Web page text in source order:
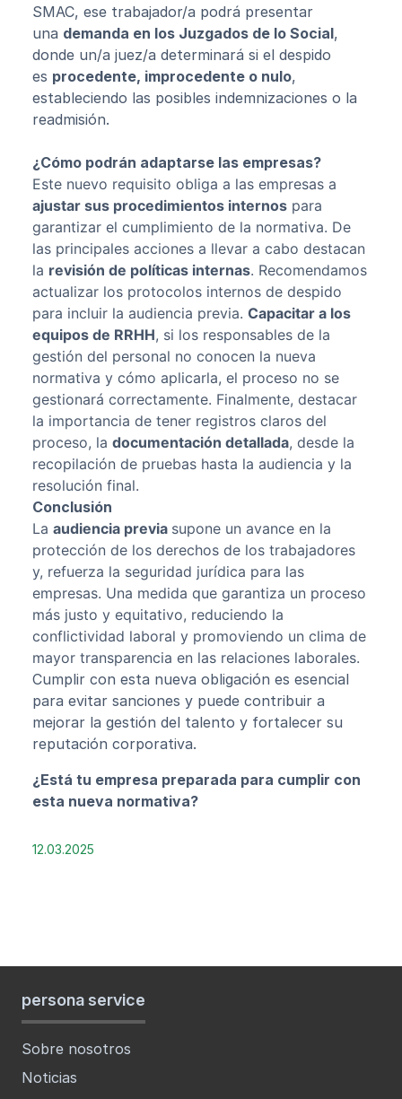
SMAC, ese trabajador/a podrá presentar
una demanda en los Juzgados de lo Social,
donde un/a juez/a determinará si el despido
es procedente, improcedente o nulo,
estableciendo las posibles indemnizaciones o la
readmisión.
¿Cómo podrán adaptarse las empresas?
Este nuevo requisito obliga a las empresas a
ajustar sus procedimientos internos para
garantizar el cumplimiento de la normativa. De
las principales acciones a llevar a cabo destacan
la revisión de políticas internas. Recomendamos
actualizar los protocolos internos de despido
para incluir la audiencia previa. Capacitar a los
equipos de RRHH, si los responsables de la
gestión del personal no conocen la nueva
normativa y cómo aplicarla, el proceso no se
gestionará correctamente. Finalmente, destacar
la importancia de tener registros claros del
proceso, la documentación detallada, desde la
recopilación de pruebas hasta la audiencia y la
resolución final.
Conclusión
La audiencia previa supone un avance en la
protección de los derechos de los trabajadores
y, refuerza la seguridad jurídica para las
empresas. Una medida que garantiza un proceso
más justo y equitativo, reduciendo la
conflictividad laboral y promoviendo un clima de
mayor transparencia en las relaciones laborales.
Cumplir con esta nueva obligación es esencial
para evitar sanciones y puede contribuir a
mejorar la gestión del talento y fortalecer su
reputación corporativa.
¿Está tu empresa preparada para cumplir con
esta nueva normativa?
12.03.2025
persona service
Sobre nosotros
Noticias